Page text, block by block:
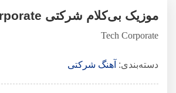
موزیک بی‌کلام شرکتی Tech Corporate
Tech Corporate
دسته‌بندی: آهنگ شرکتی